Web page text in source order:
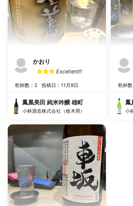
かおり
Excellent!!
乾杯数：2 投稿日：11月9日
鳳凰美田 純米吟醸 雄町
小林酒造株式会社（栃木県）
乾杯数
鳳
小